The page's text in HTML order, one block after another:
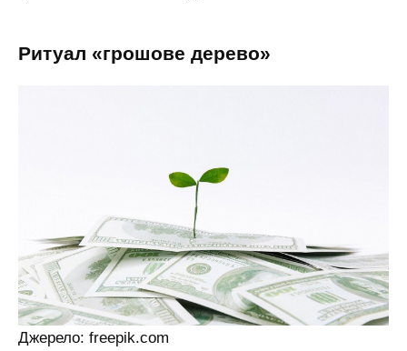
ритуал «грошове дерево»
Джерело: freepik.com